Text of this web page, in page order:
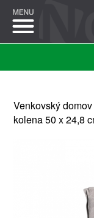
Venkovský domov
kolena 50 x 24,8